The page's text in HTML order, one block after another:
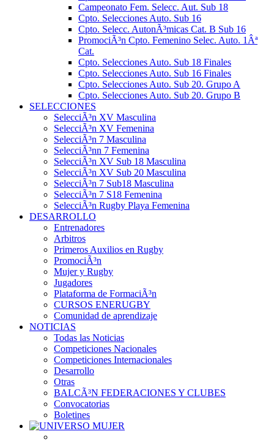
Campeonato Fem. Selecc. Aut. Sub 18
Cpto. Selecciones Auto. Sub 16
Cpto. Selecc. AutonÃ³micas Cat. B Sub 16
PromociÃ³n Cpto. Femenino Selec. Auto. 1Âª
Cat.
Cpto. Selecciones Auto. Sub 18 Finales
Cpto. Selecciones Auto. Sub 16 Finales
Cpto. Selecciones Auto. Sub 20. Grupo A
Cpto. Selecciones Auto. Sub 20. Grupo B
SELECCIONES
SelecciÃ³n XV Masculina
SelecciÃ³n XV Femenina
SelecciÃ³n 7 Masculina
SelecciÃ³nn 7 Femenina
SelecciÃ³n XV Sub 18 Masculina
SelecciÃ³n XV Sub 20 Masculina
SelecciÃ³n 7 Sub18 Masculina
SelecciÃ³n 7 S18 Femenina
SelecciÃ³n Rugby Playa Femenina
DESARROLLO
Entrenadores
Arbitros
Primeros Auxilios en Rugby
PromociÃ³n
Mujer y Rugby
Jugadores
Plataforma de FormaciÃ³n
CURSOS ENERUGBY
Comunidad de aprendizaje
NOTICIAS
Todas las Noticias
Competiciones Nacionales
Competiciones Internacionales
Desarrollo
Otras
BALCÃ³N FEDERACIONES Y CLUBES
Convocatorias
Boletines